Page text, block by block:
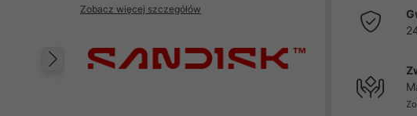
Następny
Zobacz więcej szczegółów